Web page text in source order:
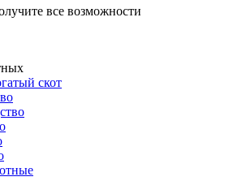
все возможности
скот